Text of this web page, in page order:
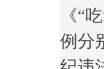
《“
例分